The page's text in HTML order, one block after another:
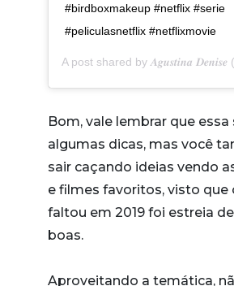
#birdboxmakeup #netflix #serie
#peliculasnetflix #netflixmovie
A post shared by𝑨𝒈𝒖𝒔𝒕𝒊𝒏𝒂 𝑫𝒆𝒏𝒊𝒔𝒆
Bom, vale lembrar que essa
algumas dicas, mas você
sair caçando ideias vendo
e filmes favoritos, visto que
faltou em 2019 foi estreia
boas.
Aproveitando a temática,